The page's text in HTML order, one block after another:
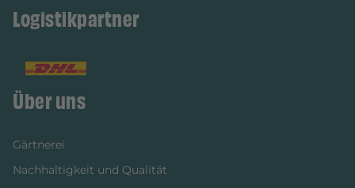
Logistikpartner
Über uns
Gärtnerei
Nachhaltigkeit und Qualität